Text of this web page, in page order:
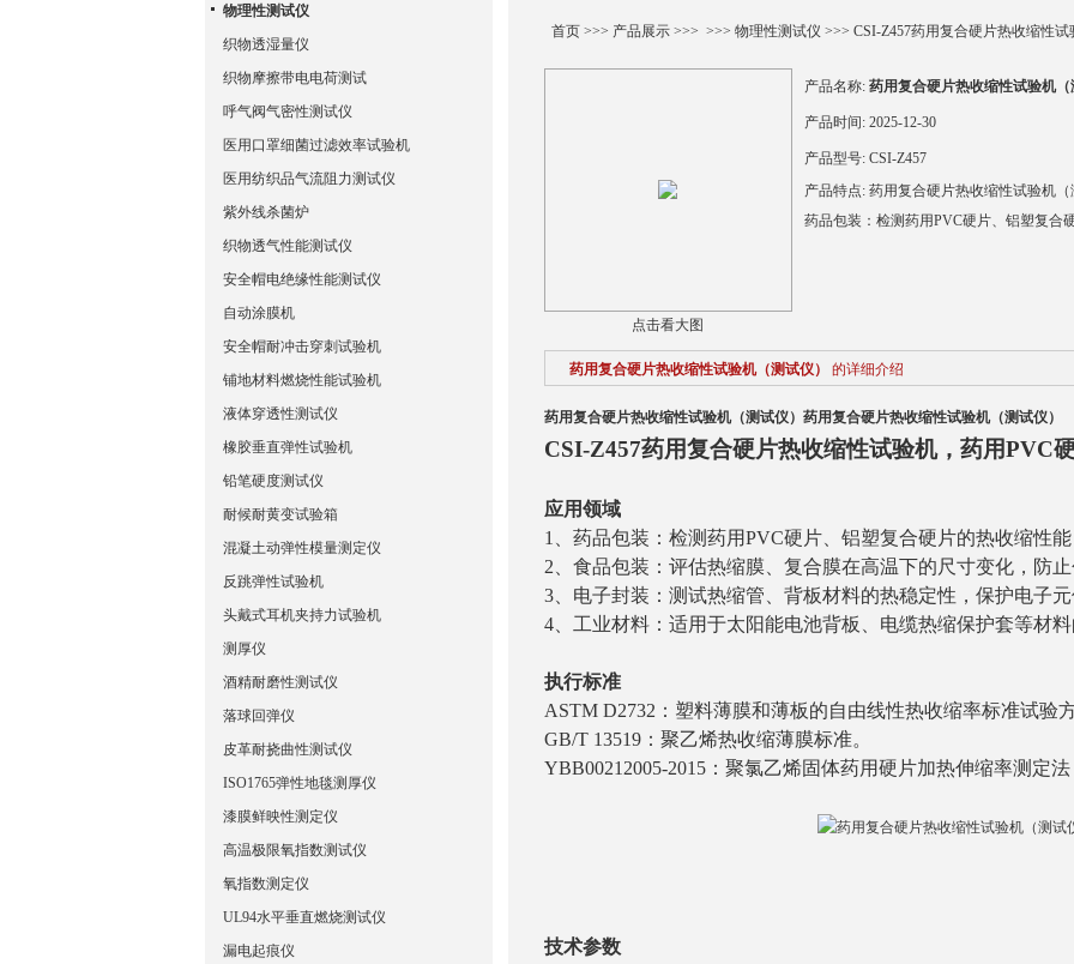
首页>>> 产品展示>>> >>> 物理性测试仪 >>> CSI-Z457药用复合硬片热收缩性
点击看大图
产品名称: 药用复合硬片热收缩性试验机（
产品时间: 2025-12-30
产品型号: CSI-Z457
产品特点: 药用复合硬片热收缩性试验机（
药品包装：检测药用PVC硬片、铝塑复合
药用复合硬片热收缩性试验机（测试仪） 的详细介绍
药用复合硬片热收缩性试验机（测试仪） 药用复合硬片热收缩性试验机（测试仪）
CSI-Z457药用复合硬片热收缩性试验机，药用PVC
应用领域
1、 药品包装：检测药用PVC硬片、铝塑复合硬片的热收缩性
2、 食品包装：评估热缩膜、复合膜在高温下的尺寸变化，防
3、 电子封装：测试热缩管、背板材料的热稳定性，保护电子
4、 工业材料：适用于太阳能电池背板、电缆热缩保护套等材
执行标准
ASTM D2732：塑料薄膜和薄板的自由线性热收缩率标准试验
GB/T 13519：聚乙烯热收缩薄膜标准。
YBB00212005-2015：聚氯乙烯固体药用硬片加热伸缩率测定
技术参数
物理性测试仪
织物透湿量仪
织物摩擦带电电荷测试
呼气阀气密性测试仪
医用口罩细菌过滤效率试验机
医用纺织品气流阻力测试仪
紫外线杀菌炉
织物透气性能测试仪
安全帽电绝缘性能测试仪
自动涂膜机
安全帽耐冲击穿刺试验机
铺地材料燃烧性能试验机
液体穿透性测试仪
橡胶垂直弹性试验机
铅笔硬度测试仪
耐候耐黄变试验箱
混凝土动弹性模量测定仪
反跳弹性试验机
头戴式耳机夹持力试验机
测厚仪
酒精耐磨性测试仪
落球回弹仪
皮革耐挠曲性测试仪
ISO1765弹性地毯测厚仪
漆膜鲜映性测定仪
高温极限氧指数测试仪
氧指数测定仪
UL94水平垂直燃烧测试仪
漏电起痕仪